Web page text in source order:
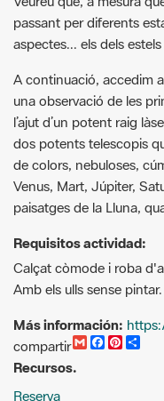
A continuació, accedim
una observació de les
l’ajut d’un potent raig
dos potents telescopis
de colors, nebuloses,
Venus, Mart, Júpiter,
paisatges de la Lluna,
Requisitos actividad:
Calçat còmode i roba
Más información:
compartir
G
m
i
l
F
a
e
b
o
P
e
r
C
o
p
a
Reserva
Bateig de cel